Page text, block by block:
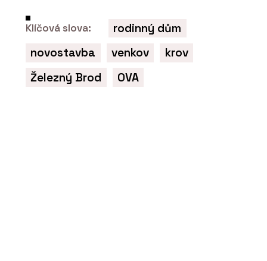
Klíčová slova:
rodinný dům
novostavba
venkov
krov
Železný Brod
OVA